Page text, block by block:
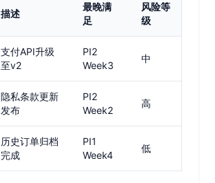
描述
最晚满
足
风险等
级
支付API升级
至v2
PI2
Week3
中
隐私条款更新
发布
PI2
Week2
高
历史订单归档
完成
PI1
Week4
低